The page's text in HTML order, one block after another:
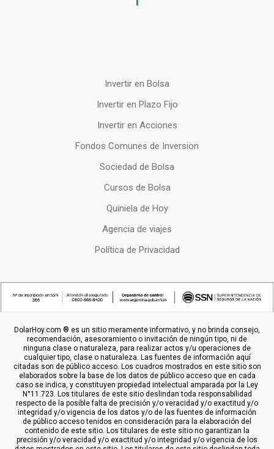
Invertir en Bolsa
Invertir en Plazo Fijo
Invertir en Acciones
Fondos Comunes de Inversion
Sociedad de Bolsa
Cursos de Bolsa
Quiniela de Hoy
Agencia de viajes
Política de Privacidad
DolarHoy.com ® es un sitio meramente informativo, y no brinda consejo,
recomendación, asesoramiento o invitación de ningún tipo, ni de
ninguna clase o naturaleza, para realizar actos y/u operaciones de
cualquier tipo, clase o naturaleza. Las fuentes de información aquí
citadas son de público acceso. Los cuadros mostrados en este sitio son
elaborados sobre la base de los datos de público acceso que en cada
caso se indica, y constituyen propiedad intelectual amparada por la Ley
N°11.723. Los titulares de este sitio deslindan toda responsabilidad
respecto de la posible falta de precisión y/o veracidad y/o exactitud y/o
integridad y/o vigencia de los datos y/o de las fuentes de información
de público acceso tenidos en consideración para la elaboración del
contenido de este sitio. Los titulares de este sitio no garantizan la
precisión y/o veracidad y/o exactitud y/o integridad y/o vigencia de los